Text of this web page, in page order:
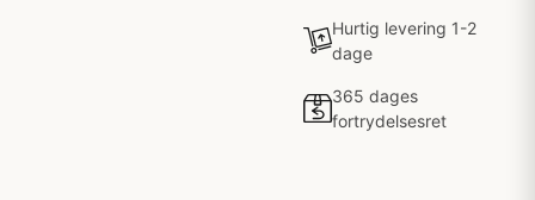
Hurtig levering 1-2
dage
365 dages
fortrydelsesret